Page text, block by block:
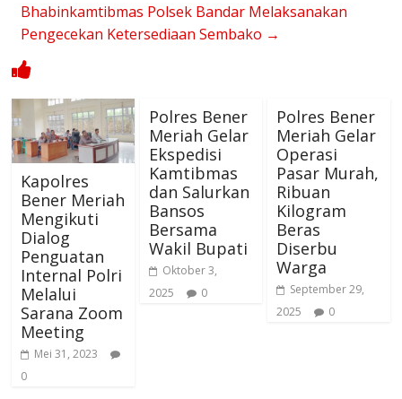
Bhabinkamtibmas Polsek Bandar Melaksanakan
Pengecekan Ketersediaan Sembako →
Kapolres
Bener Meriah
Mengikuti
Dialog
Penguatan
Internal Polri
Melalui
Sarana Zoom
Meeting
Mei 31, 2023
0
Polres Bener
Meriah Gelar
Ekspedisi
Kamtibmas
dan Salurkan
Bansos
Bersama
Wakil Bupati
Oktober 3,
2025
0
Polres Bener
Meriah Gelar
Operasi
Pasar Murah,
Ribuan
Kilogram
Beras
Diserbu
Warga
September 29,
2025
0